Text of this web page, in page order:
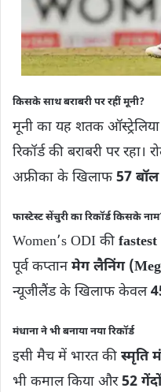
किसके साथ बराबरी पर रहीं मूनी?
मूनी का यह शतक ऑस्ट्रेलिया
रिकॉर्ड की बराबरी पर
अफ्रीका के खिलाफ57
फास्टेस्ट सेंचुरी का रिकॉर्ड किसके
Women’s ODI की
पूर्व कप्तानमेग लैनिंग
न्यूजीलैंड के खिलाफ केवल
मंधाना ने भी बनाया नया रिकॉर्ड
इसी मैच में भारत की स्मृति
भी कमाल किया और52